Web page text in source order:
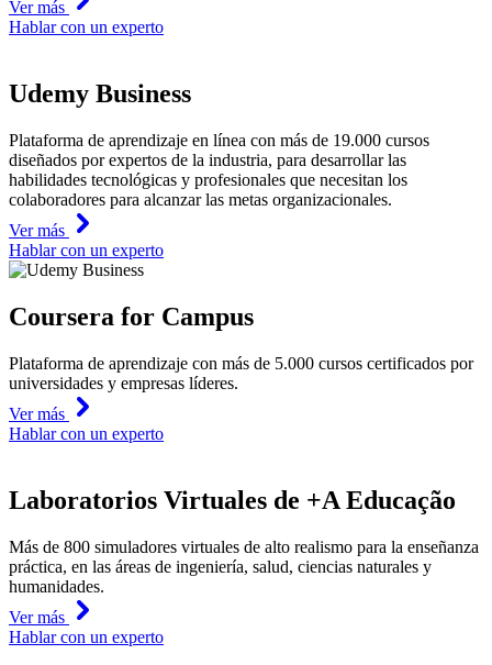
Ver más
Hablar con un experto
Udemy Business
Plataforma de aprendizaje en línea con más de 19.000 cursos
diseñados por expertos de la industria, para desarrollar las
habilidades tecnológicas y profesionales que necesitan los
colaboradores para alcanzar las metas organizacionales.
Ver más
Hablar con un experto
Coursera for Campus
Plataforma de aprendizaje con más de 5.000 cursos certificados por
universidades y empresas líderes.
Ver más
Hablar con un experto
Laboratorios Virtuales de +A Educação
Más de 800 simuladores virtuales de alto realismo para la enseñanza
práctica, en las áreas de ingeniería, salud, ciencias naturales y
humanidades.
Ver más
Hablar con un experto